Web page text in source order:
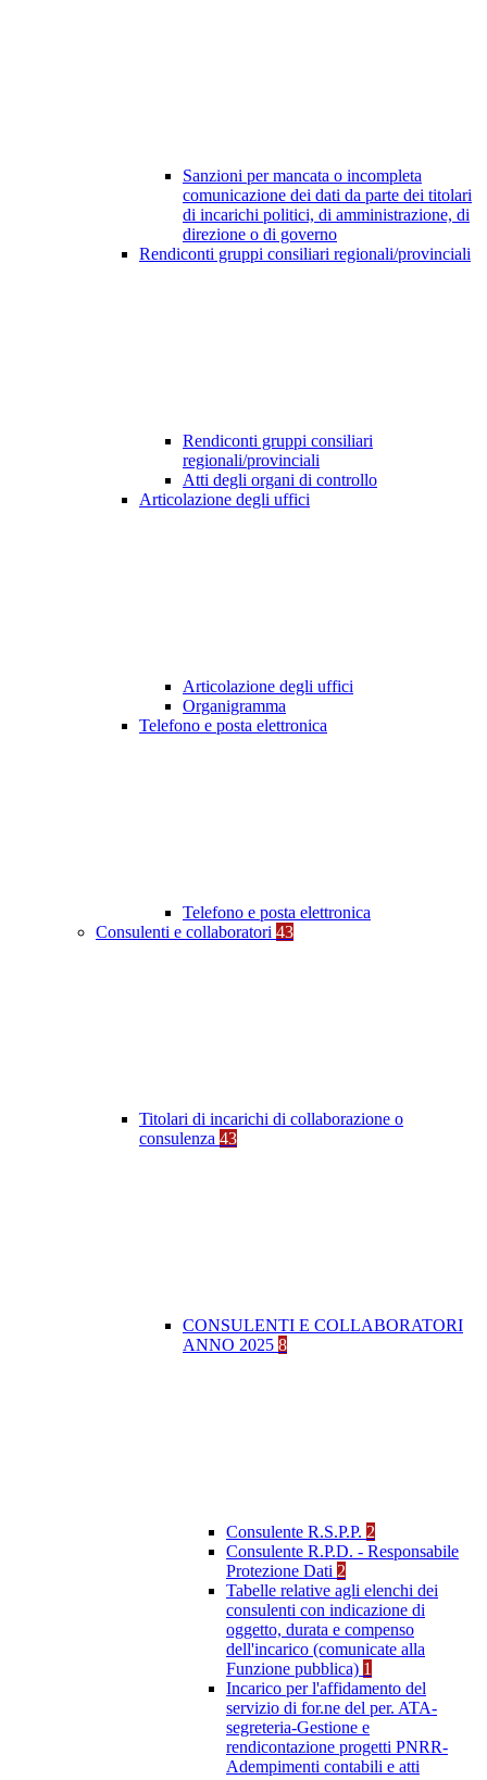
Sanzioni per mancata o incompleta
comunicazione dei dati da parte dei titolari
di incarichi politici, di amministrazione, di
direzione o di governo
Rendiconti gruppi consiliari regionali/provinciali
Rendiconti gruppi consiliari
regionali/provinciali
Atti degli organi di controllo
Articolazione degli uffici
Articolazione degli uffici
Organigramma
Telefono e posta elettronica
Telefono e posta elettronica
Consulenti e collaboratori 43
Titolari di incarichi di collaborazione o
consulenza 43
CONSULENTI E COLLABORATORI
ANNO 2025 8
Consulente R.S.P.P. 2
Consulente R.P.D. - Responsabile
Protezione Dati 2
Tabelle relative agli elenchi dei
consulenti con indicazione di
oggetto, durata e compenso
dell'incarico (comunicate alla
Funzione pubblica) 1
Incarico per l'affidamento del
servizio di for.ne del per. ATA-
segreteria-Gestione e
rendicontazione progetti PNRR-
Adempimenti contabili e atti